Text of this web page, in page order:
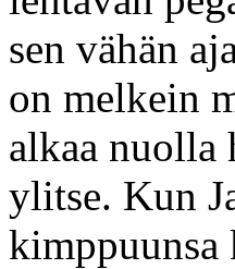
sen vähän
on melkein
alkaa nuolla
ylitse. Kun
kimppuunsa